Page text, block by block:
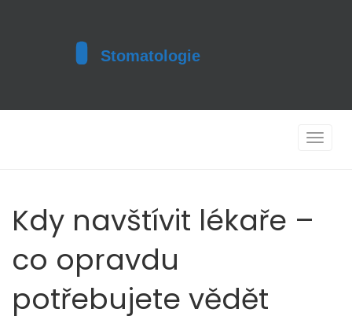
Toggle
Kdy navštívit lékaře –
co opravdu
potřebujete vědět